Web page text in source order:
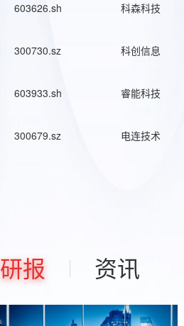
603626.sh 科森科技
300730.sz 科创信息
603933.sh 睿能科技
300679.sz 电连技术
研报 资讯